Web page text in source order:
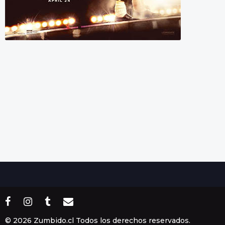
© 2026 Zumbido.cl Todos los derechos reservados.